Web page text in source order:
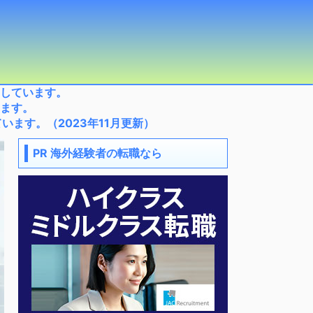
ています。
す。
ます。（2023年11月更新）
PR 海外経験者の転職なら